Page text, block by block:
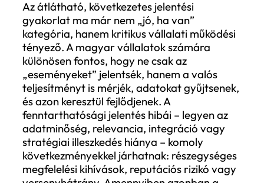
ügyfél – ilyenkor nehezen tudja
mire alapozza a vállalat az állításait, és
hogyan mérhető a fejlődés. A nem
szabványos vagy nehezen követhető
így a bizalom és a szakmai elfogadottság
rovására mehet.
Hogyan kerülhetők el ezek a hibák?
Az ESG-jelentési hibák kiküszöbölése
összetett, de megvalósítható folyamat,